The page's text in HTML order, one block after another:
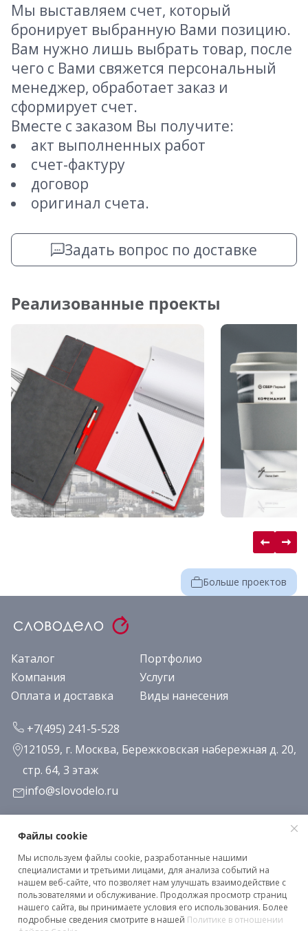
Мы выставляем счет, который
бронирует выбранную Вами позицию.
Вам нужно лишь выбрать товар, после
чего с Вами свяжется персональный
менеджер, обработает заказ и
сформирует счет.
Вместе с заказом Вы получите:
акт выполненных работ
счет-фактуру
договор
оригинал счета.
Задать вопрос по доставке
Реализованные проекты
Больше проектов
Каталог
Портфолио
Компания
Услуги
Оплата и доставка
Виды нанесения
+7(495) 241-5-528
121059, г. Москва, Бережковская набережная д. 20,
стр. 64, 3 этаж
info@slovodelo.ru
Заказать звонок
Подписаться на рассылку
Клиентское соглашение
Файлы cookie
Мы используем файлы cookie, разработанные нашими
специалистами и третьими лицами, для анализа событий на
нашем веб-сайте, что позволяет нам улучшать взаимодействие с
пользователями и обслуживание. Продолжая просмотр страниц
нашего сайта, вы принимаете условия его использования. Более
подробные сведения смотрите в нашей Политике в отношении